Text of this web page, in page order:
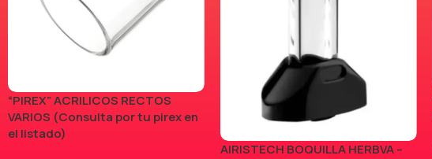
“PIREX” ACRILICOS RECTOS
VARIOS (Consulta por tu pirex en
el listado)
AIRISTECH BOQUILLA HERBVA –